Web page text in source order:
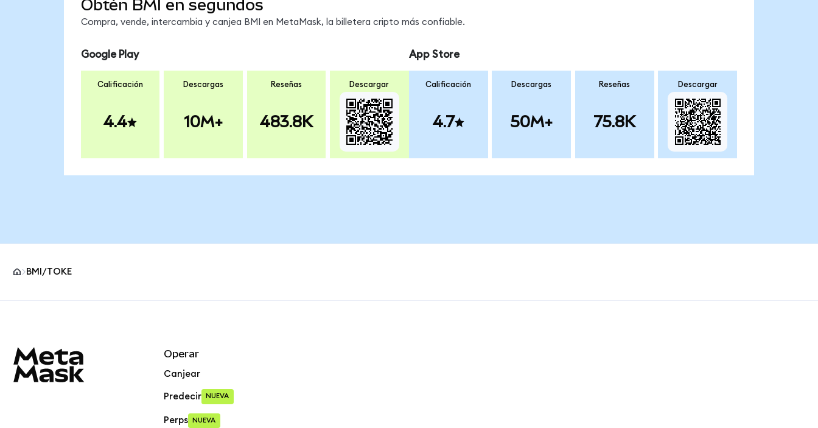
Obtén BMI en segundos
Compra, vende, intercambia y canjea BMI en MetaMask, la billetera cripto más confiable.
Google Play
Calificación
4.4
Descargas
10M+
Reseñas
483.8K
Descargar
App Store
Calificación
4.7
Descargas
50M+
Reseñas
75.8K
Descargar
BMI/TOKE
Operar
Canjear
Predecir NUEVA
Perps NUEVA